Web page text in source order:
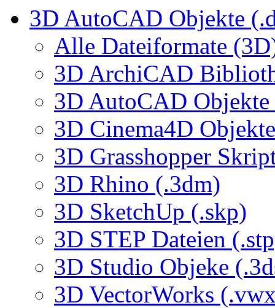
3D AutoCAD Objekte
Alle Dateiformate
3D ArchiCAD
3D AutoCAD
3D Cinema4D
3D Grasshopper
3D Rhino (.3dm)
3D SketchUp (.skp)
3D STEP Dateien
3D Studio Objeke
3D VectorWorks